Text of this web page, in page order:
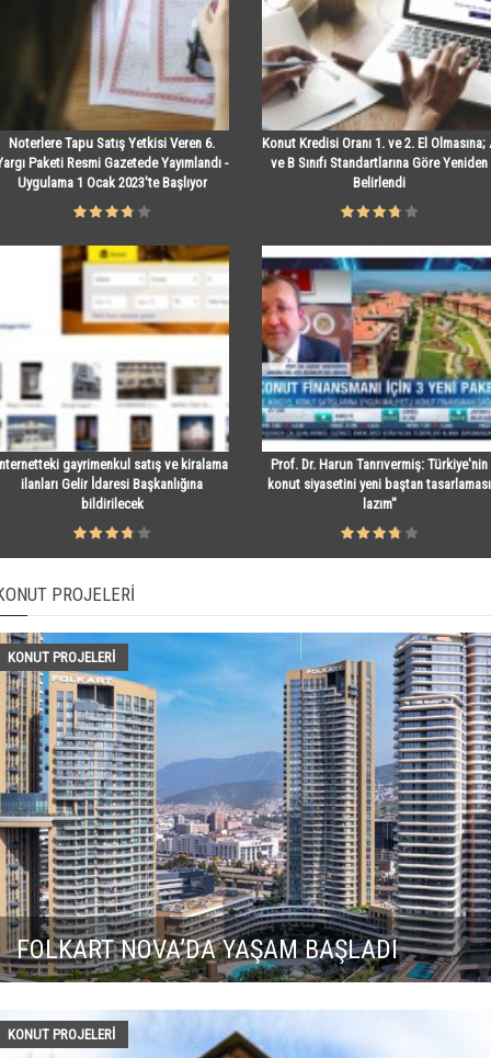
Noterlere Tapu Satış Yetkisi Veren 6.
Paketi Resmi Gazetede Yayımlandı -
Uygulama 1 Ocak 2023'te Başlıyor
Konut Kredisi Oranı 1. ve 2. El Olmasına;
ve B Sınıfı Standartlarına Göre Yeniden
Belirlendi
gayrimenkul satış ve kiralama
ilanları Gelir İdaresi Başkanlığına
bildirilecek
Prof. Dr. Harun Tanrıvermiş: Türkiye'nin
konut siyasetini yeni baştan tasarlaması
lazım"
PROJELERI
FOLKART NOVA’DA YAŞAM BAŞLADI
KONUT PROJELERI
KONUT PROJELERI